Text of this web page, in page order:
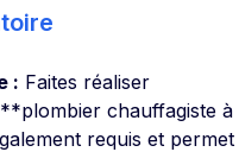
: Faites réaliser
chauffagiste à
requis et permet